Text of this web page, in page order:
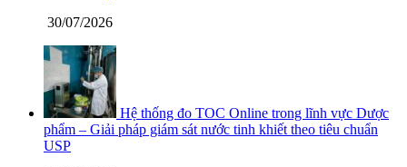
30/07/2026
Hệ thống đo TOC Online trong lĩnh vực Dược
phẩm – Giải pháp giám sát nước tinh khiết theo tiêu chuẩn
USP